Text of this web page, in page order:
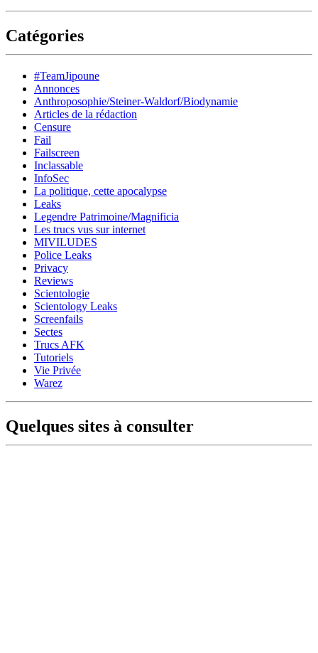
Catégories
#TeamJipoune
Annonces
Anthroposophie/Steiner-Waldorf/Biodynamie
Articles de la rédaction
Censure
Fail
Failscreen
Inclassable
InfoSec
La politique, cette apocalypse
Leaks
Legendre Patrimoine/Magnificia
Les trucs vus sur internet
MIVILUDES
Police Leaks
Privacy
Reviews
Scientologie
Scientology Leaks
Screenfails
Sectes
Trucs AFK
Tutoriels
Vie Privée
Warez
Quelques sites à consulter